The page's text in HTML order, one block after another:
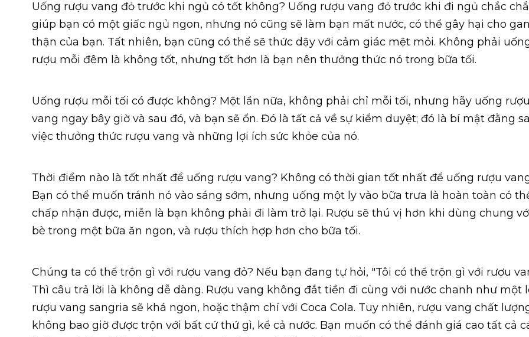
Uống rượu vang đỏ trước khi ngủ có tốt không? Uống rượu vang đỏ trước khi đi ngủ chắc
giúp bạn có một giấc ngủ ngon, nhưng nó cũng sẽ làm bạn mất nước, có thể gây hại cho
thận của bạn. Tất nhiên, bạn cũng có thể sẽ thức dậy với cảm giác mệt mỏi. Không phải
rượu mỗi đêm là không tốt, nhưng tốt hơn là bạn nên thưởng thức nó trong bữa tối.
Uống rượu mỗi tối có được không? Một lần nữa, không phải chỉ mỗi tối, nhưng hãy uống rượu
vang ngay bây giờ và sau đó, và bạn sẽ ổn. Đó là tất cả về sự kiểm duyệt; đó là bí mật đằng
việc thưởng thức rượu vang và những lợi ích sức khỏe của nó.
Thời điểm nào là tốt nhất để uống rượu vang? Không có thời gian tốt nhất để uống rượu
Bạn có thể muốn tránh nó vào sáng sớm, nhưng uống một ly vào bữa trưa là hoàn toàn có
chấp nhận được, miễn là bạn không phải đi làm trở lại. Rượu sẽ thú vị hơn khi dùng chung
bè trong một bữa ăn ngon, và rượu thích hợp hơn cho bữa tối.
Chúng ta có thể trộn gì với rượu vang đỏ? Nếu bạn đang tự hỏi, "Tôi có thể trộn gì với rượu
Thì câu trả lời là không dễ dàng. Rượu vang không đắt tiền đi cùng với nước chanh như một
rượu vang sangria sẽ khá ngon, hoặc thậm chí với Coca Cola. Tuy nhiên, rượu vang chất
không bao giờ được trộn với bất cứ thứ gì, kể cả nước. Bạn muốn có thể đánh giá cao tất cả